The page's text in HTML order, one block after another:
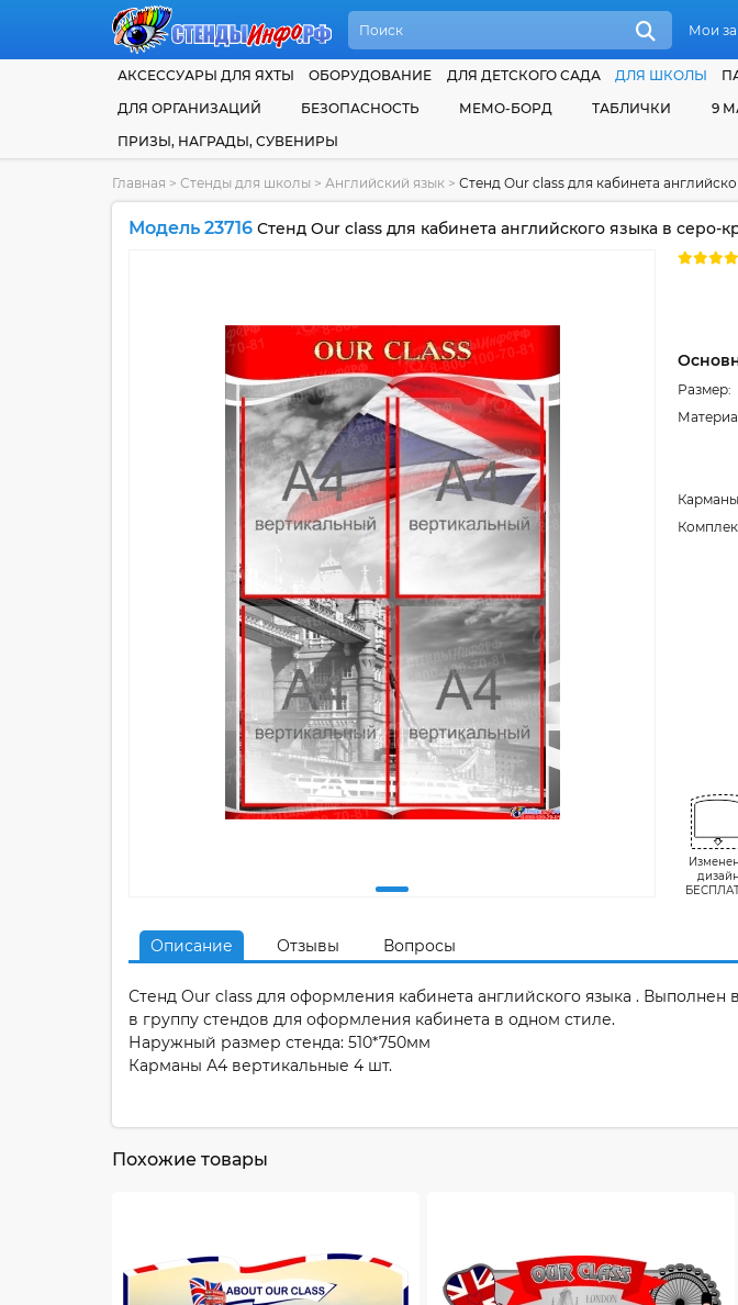
Мои
АКСЕССУАРЫ ДЛЯ ЯХТЫ ОБОРУДОВАНИЕ ДЛЯ ДЕТСКОГО САДА ДЛЯ ШКОЛЫ
ДЛЯ ОРГАНИЗАЦИЙ
БЕЗОПАСНОСТЬ МЕМО-БОРД ТАБЛИЧКИ 9
ПРИЗЫ, НАГРАДЫ, СУВЕНИРЫ
Главная > Стенды для школы > Английский язык > Стенд Our class для кабинета
Модель 23716 Стенд Our class для кабинета английского языка в серо-
Размер:
Описание Отзывы Вопросы
Стенд Our class для оформления кабинета английского языка .
в группу стендов для оформления кабинета в одном стиле.
Наружный размер стенда: 510*750мм
Карманы А4 вертикальные 4 шт.
Похожие товары